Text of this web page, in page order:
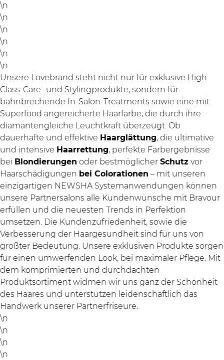
\n
\n
\n
\n
\n
\n
Unsere Lovebrand steht nicht nur für exklusive High
Class-Care- und Stylingprodukte, sondern für
bahnbrechende In-Salon-Treatments sowie eine mit
Superfood angereicherte Haarfarbe, die durch ihre
diamantengleiche Leuchtkraft überzeugt. Ob
dauerhafte und effektive Haarglättung, die ultimative
und intensive Haarrettung, perfekte Farbergebnisse
bei Blondierungen oder bestmöglicher Schutz vor
Haarschädigungen bei Colorationen – mit unseren
einzigartigen NEWSHA Systemanwendungen können
unsere Partnersalons alle Kundenwünsche mit Bravour
erfüllen und die neuesten Trends in Perfektion
umsetzen. Die Kundenzufriedenheit, sowie die
Verbesserung der Haargesundheit sind für uns von
größter Bedeutung. Unsere exklusiven Produkte sorgen
für einen umwerfenden Look, bei maximaler Pflege. Mit
dem komprimierten und durchdachten
Produktsortiment widmen wir uns ganz der Schönheit
des Haares und unterstützen leidenschaftlich das
Handwerk unserer Partnerfriseure.
\n
\n
\n
\n